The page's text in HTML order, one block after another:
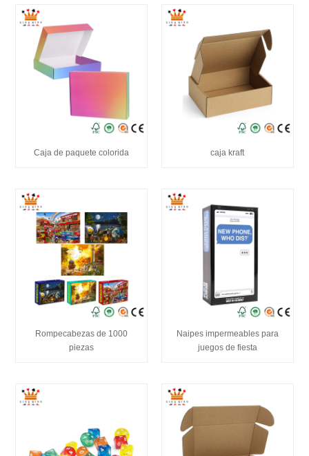
Caja de paquete colorida caja kraft
Rompecabezas de 1000
piezas
Naipes impermeables para
juegos de fiesta